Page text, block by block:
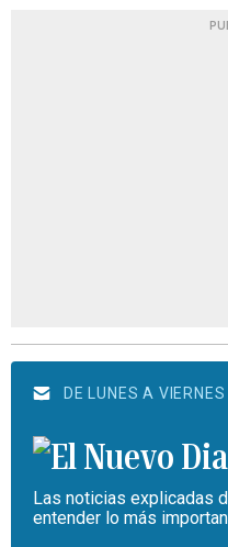
DE LUNES A VIERNES
Las noticias explicadas
entender lo más